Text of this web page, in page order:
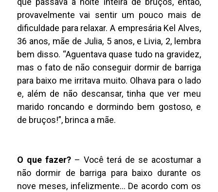
provavelmente vai sentir um pouco mais de
dificuldade para relaxar. A empresária Kel Alves,
36 anos, mãe de Julia, 5 anos, e Livia, 2, lembra
bem disso. “Aguentava quase tudo na gravidez,
mas o fato de não conseguir dormir de barriga
para baixo me irritava muito. Olhava para o lado
e, além de não descansar, tinha que ver meu
marido roncando e dormindo bem gostoso, e
de bruços!”, brinca a mãe.
O que fazer? – Você terá de se acostumar a
não dormir de barriga para baixo durante os
nove meses, infelizmente… De acordo com os